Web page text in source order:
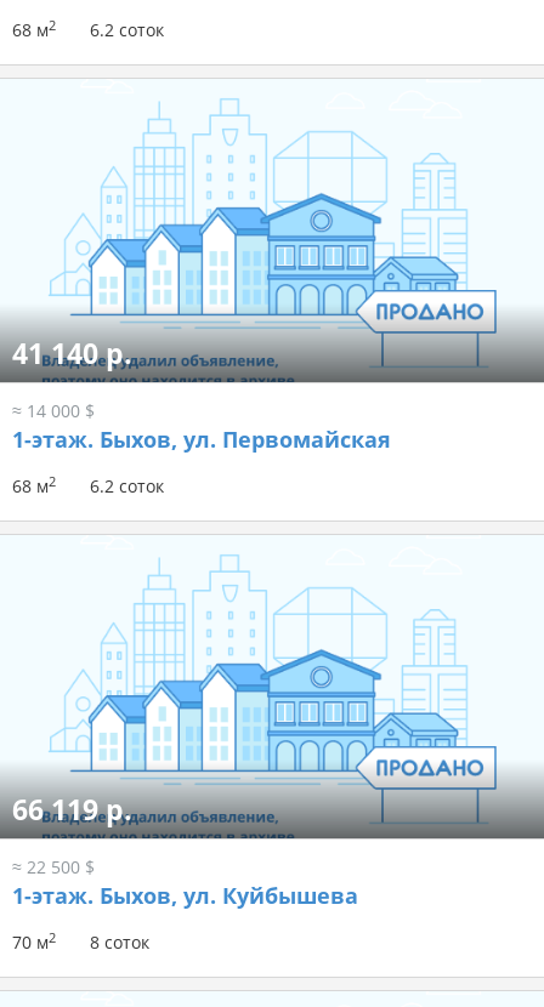
68 м2 6.2 соток
41 140 р.
≈ 14 000 $
1-этаж. Быхов, ул. Первомайская
68 м2 6.2 соток
66 119 р.
≈ 22 500 $
1-этаж. Быхов, ул. Куйбышева
70 м2 8 соток